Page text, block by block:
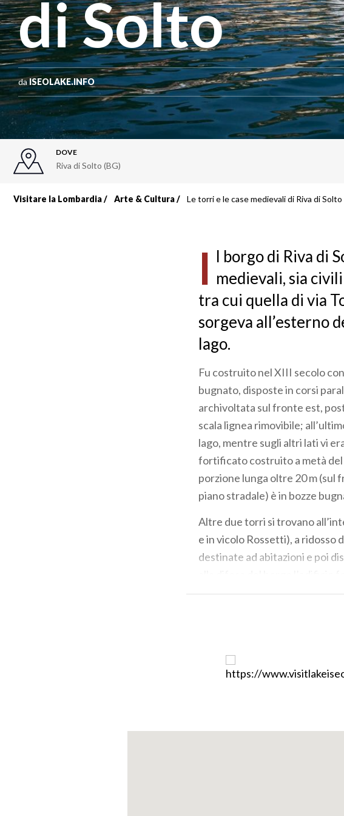
di Solto
daISEOLAKE.INFO
DOVE
Riva di Solto (BG)
Visitare la Lombardia Arte & Cultura Le torri e le case medievali di Riva di Solto
I l borgo di Riva di
medievali, sia
tra cui quella di via
sorgeva all’esterno
lago.
Fu costruito nel XIII secolo
bugnato, disposte in corsi
archivoltata sul fronte est,
scala lignea rimovibile;
lago, mentre sugli altri lati vi
fortificato costruito a metà del
porzione lunga oltre 20 m (sul
piano stradale) è in bozze
Altre due torri si trovano
e in vicolo Rossetti), a ridosso
destinate ad abitazioni e poi
costruito a mezza costa oltre
significativi si segnalano la
terra due abitazioni di XII-XIII
meglio preservate: la